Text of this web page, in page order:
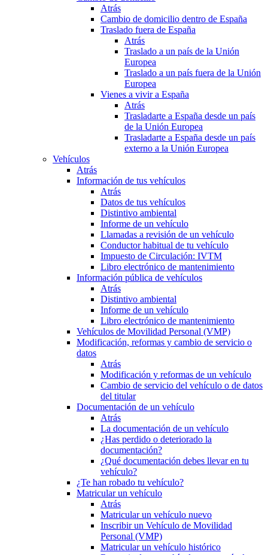
Atrás
Cambio de domicilio dentro de España
Traslado fuera de España
Atrás
Traslado a un país de la Unión
Europea
Traslado a un país fuera de la Unión
Europea
Vienes a vivir a España
Atrás
Trasladarte a España desde un país
de la Unión Europea
Trasladarte a España desde un país
externo a la Unión Europea
Vehículos
Atrás
Información de tus vehículos
Atrás
Datos de tus vehículos
Distintivo ambiental
Informe de un vehículo
Llamadas a revisión de un vehículo
Conductor habitual de tu vehículo
Impuesto de Circulación: IVTM
Libro electrónico de mantenimiento
Información pública de vehículos
Atrás
Distintivo ambiental
Informe de un vehículo
Libro electrónico de mantenimiento
Vehículos de Movilidad Personal (VMP)
Modificación, reformas y cambio de servicio o
datos
Atrás
Modificación y reformas de un vehículo
Cambio de servicio del vehículo o de datos
del titular
Documentación de un vehículo
Atrás
La documentación de un vehículo
¿Has perdido o deteriorado la
documentación?
¿Qué documentación debes llevar en tu
vehículo?
¿Te han robado tu vehículo?
Matricular un vehículo
Atrás
Matricular un vehículo nuevo
Inscribir un Vehículo de Movilidad
Personal (VMP)
Matricular un vehículo histórico